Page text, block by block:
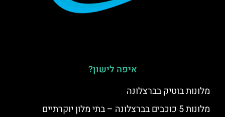
איפה לישון?
מלונות בוטיק בברצלונה
מלונות 5 כוכבים בברצלונה – בתי מלון יוקרתיים